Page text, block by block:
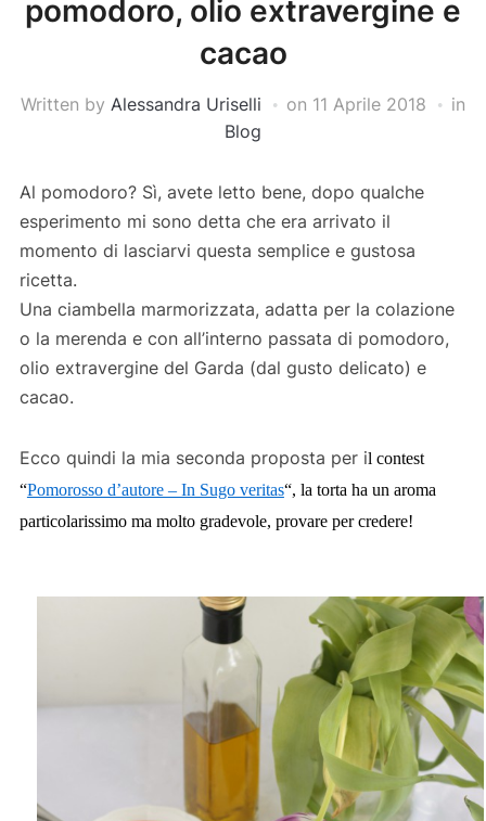
pomodoro, olio extravergine e
cacao
Written by Alessandra Uriselli on 11 Aprile 2018
in
Blog
Al pomodoro? Sì, avete letto bene, dopo qualche
esperimento mi sono detta che era arrivato il
momento di lasciarvi questa semplice e gustosa
ricetta.
Una ciambella marmorizzata, adatta per la colazione
o la merenda e con all’interno passata di pomodoro,
olio extravergine del Garda (dal gusto delicato) e
cacao.
Ecco quindi la mia seconda proposta per il contest
“Pomorosso d’autore – In Sugo veritas“, la torta ha un aroma
particolarissimo ma molto gradevole, provare per credere!